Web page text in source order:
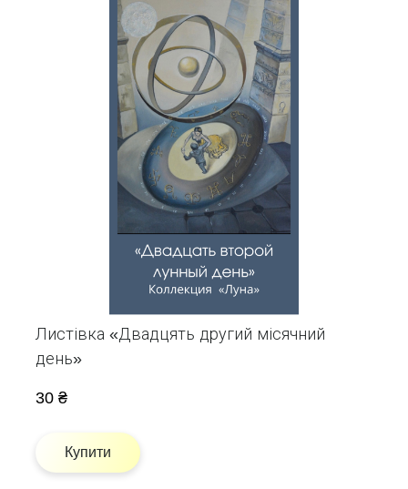
Листівка «Двадцять другий місячний
день»
30 ₴
Купити